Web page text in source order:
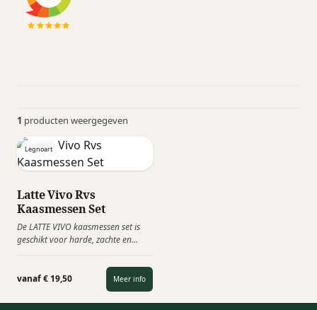
1 producten weergegeven
Legnoart
Latte Vivo Rvs
Kaasmessen Set
De LATTE VIVO kaasmessen set is
geschikt voor harde, zachte en
Japans staal, met de hand geslepen
en voorzien van een Stamina
houten handvat. Kaasproeven
wordt een unieke ervaring!
vanaf € 19,50 Meer info